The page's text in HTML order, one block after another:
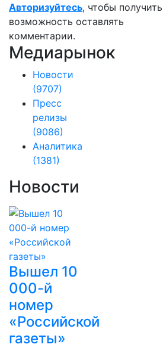
Авторизуйтесь, чтобы получить
возможность оставлять
комментарии.
Медиарынок
Новости
(9707)
Пресс
релизы
(9086)
Аналитика
(1381)
Новости
Вышел 10
000-й
номер
«Российской
газеты»